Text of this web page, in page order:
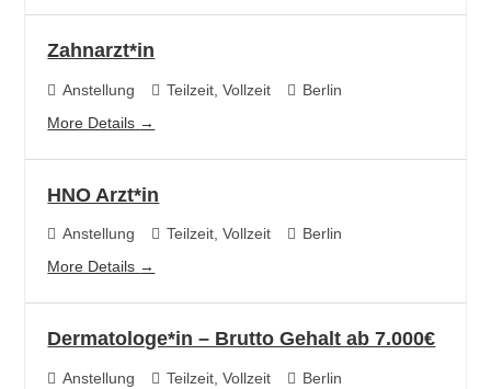
Zahnarzt*in
Anstellung Teilzeit Vollzeit
Berlin
More Details
HNO Arzt*in
Anstellung Teilzeit Vollzeit
Berlin
More Details
Dermatologe*in – Brutto Gehalt ab 7.000€
Anstellung Teilzeit Vollzeit
Berlin